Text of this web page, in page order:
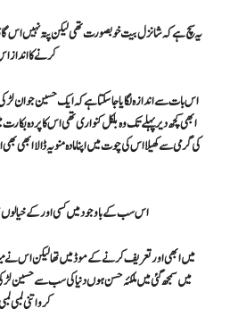
یہ سچ ہے کہ شانزل بیت خوبصورت تھی لیکن پتہ نہیں اس
کرنے کا انداز
اس بات سے اندازہ لگایا جاسکتا ہے کہ ایک حسین جوان
ابھی کچھ دیر پہلے تک وہ بلکل کنواری تھی اس کا پردہ
کی گرمی سے کھیلا اس کی چوت میں اپنا مادہ منویہ ڈالا
اس سب کے باوجود میں کسی اور کے خیالوں
میں ابھی اور تعریف کرنے کے موڈ میں تھا لیکن اس نے
میں سمجھ گئی میں ملکئہ حسن ہوں دنیا کی سب سے
کرو اتنی لمبی